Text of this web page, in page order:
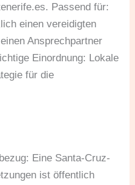
. Passend für:
einen vereidigten
Ansprechpartner
Einordnung: Lokale
für die
Eine Santa-Cruz-
ist öffentlich